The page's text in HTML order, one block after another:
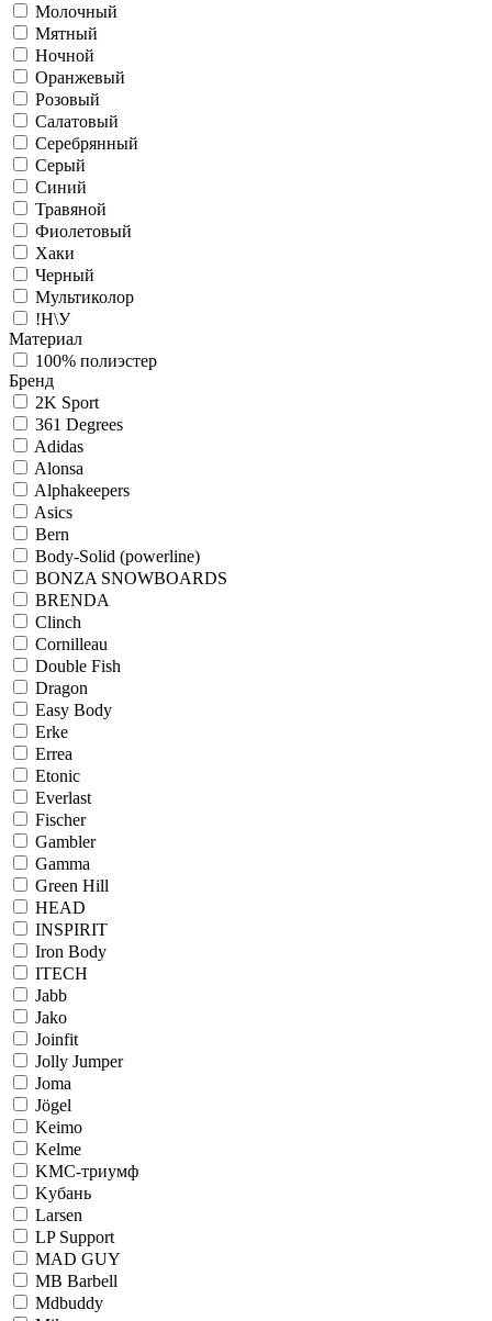
Молочный
Мятный
Ночной
Оранжевый
Розовый
Салатовый
Серебрянный
Серый
Синий
Травяной
Фиолетовый
Хаки
Черный
Мультиколор
!Н\У
Материал
100% полиэстер
Бренд
2K Sport
361 Degrees
Adidas
Alonsa
Alphakeepers
Asics
Bern
Body-Solid (powerline)
BONZA SNOWBOARDS
BRENDA
Clinch
Cornilleau
Double Fish
Dragon
Easy Body
Erke
Errea
Etonic
Everlast
Fischer
Gambler
Gamma
Green Hill
HEAD
INSPIRIT
Iron Body
ITECH
Jabb
Jako
Joinfit
Jolly Jumper
Joma
Jögel
Keimo
Kelme
KМС-триумф
Kубань
Larsen
LP Support
MAD GUY
MB Barbell
Mdbuddy